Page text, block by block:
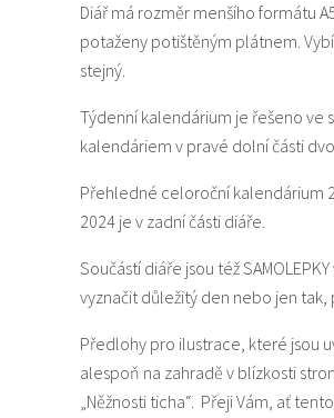
Diář má rozměr menšího formátu
potaženy potištěným plátnem.
stejný.
Týdenní kalendárium je řešeno
kalendáriem v pravé dolní části
Přehledné celoroční kalendárium
2024 je v zadní části diáře.
Součástí diáře jsou též
vyznačit důležitý den nebo jen
Předlohy pro ilustrace, které jsou
alespoň na zahradě v blízkosti
„Něžnosti ticha“. Přeji Vám, ať